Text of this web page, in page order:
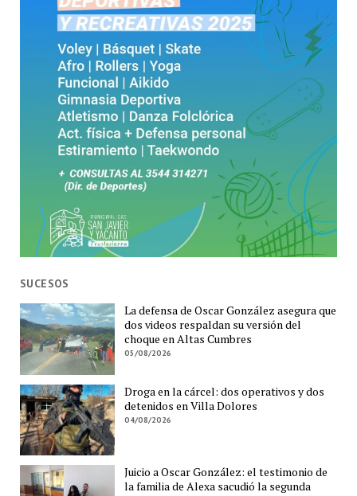
SUCESOS
La defensa de Oscar González asegura que
dos videos respaldan su versión del
choque en Altas Cumbres
05/08/2026
Droga en la cárcel: dos operativos y dos
detenidos en Villa Dolores
04/08/2026
Juicio a Oscar González: el testimonio de
la familia de Alexa sacudió la segunda